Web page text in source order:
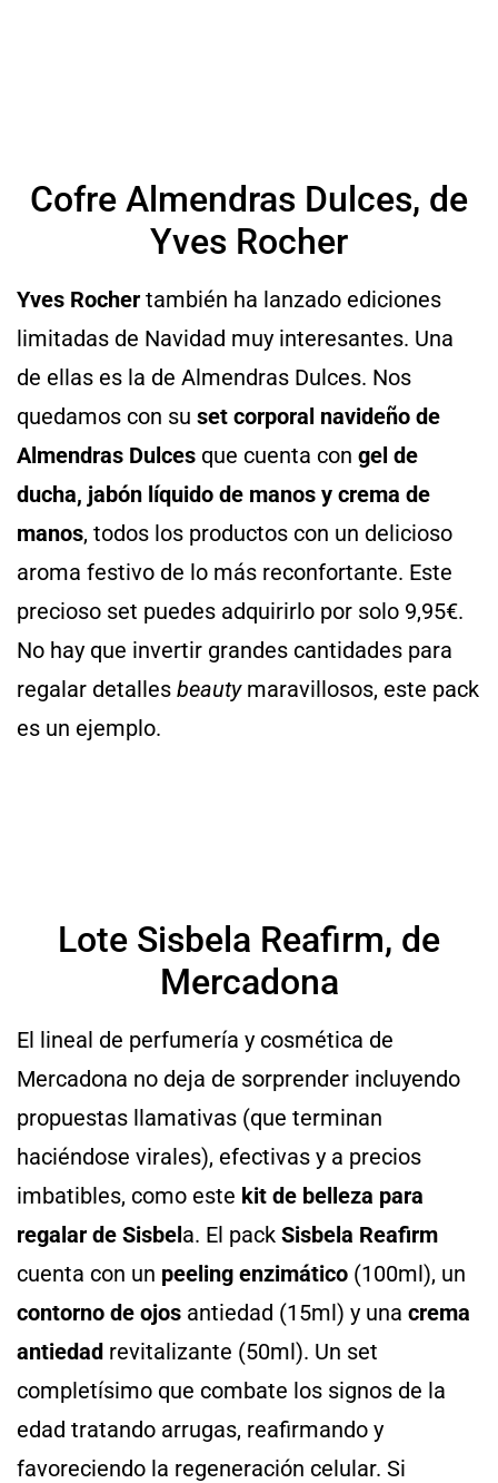
Cofre Almendras Dulces, de
Yves Rocher
Yves Rocher también ha lanzado ediciones
limitadas de Navidad muy interesantes. Una
de ellas es la de Almendras Dulces. Nos
quedamos con su set corporal navideño de
Almendras Dulces que cuenta con gel de
ducha, jabón líquido de manos y crema de
manos, todos los productos con un delicioso
aroma festivo de lo más reconfortante. Este
precioso set puedes adquirirlo por solo 9,95€.
No hay que invertir grandes cantidades para
regalar detalles beautymaravillosos, este pack
es un ejemplo.
Lote Sisbela Reafirm, de
Mercadona
El lineal de perfumería y cosmética de
Mercadona no deja de sorprender incluyendo
propuestas llamativas (que terminan
haciéndose virales), efectivas y a precios
imbatibles, como este kit de belleza para
regalar de Sisbela. El pack Sisbela Reafirm
cuenta con un peeling enzimático (100ml), un
contorno de ojos antiedad (15ml) y una crema
antiedad revitalizante (50ml). Un set
completísimo que combate los signos de la
edad tratando arrugas, reafirmando y
favoreciendo la regeneración celular. Si